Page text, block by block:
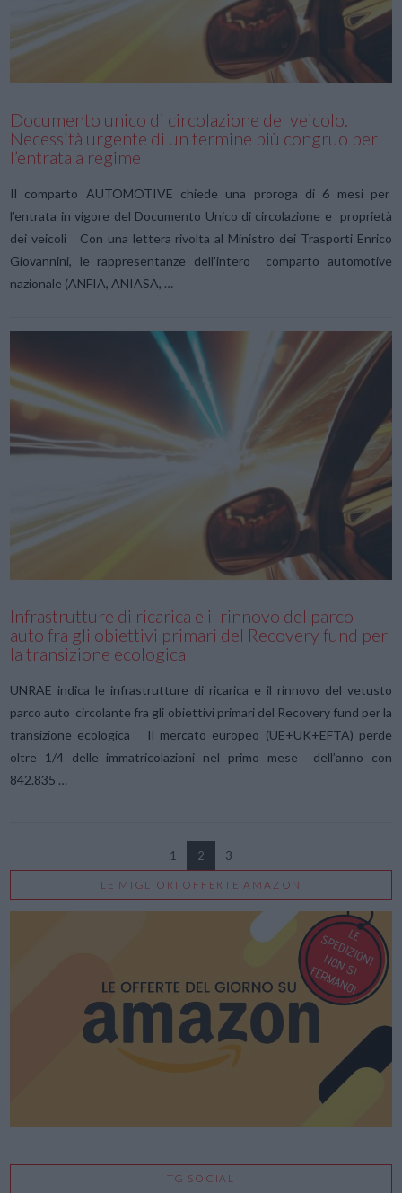
VIEW POST
Documento unico di circolazione del veicolo.
Necessità urgente di un termine più congruo per
l’entrata a regime
Il comparto AUTOMOTIVE chiede una proroga di 6 mesi per
l’entrata in vigore del Documento Unico di circolazione e proprietà
dei veicoli Con una lettera rivolta al Ministro dei Trasporti Enrico
Giovannini, le rappresentanze dell’intero comparto automotive
nazionale (ANFIA, ANIASA, …
Infrastrutture di ricarica e il rinnovo del parco
auto fra gli obiettivi primari del Recovery fund per
la transizione ecologica
UNRAE indica le infrastrutture di ricarica e il rinnovo del vetusto
parco auto circolante fra gli obiettivi primari del Recovery fund per la
transizione ecologica Il mercato europeo (UE+UK+EFTA) perde
oltre 1/4 delle immatricolazioni nel primo mese dell’anno con
842.835 …
1 2 3
LE MIGLIORI OFFERTE AMAZON
TG SOCIAL